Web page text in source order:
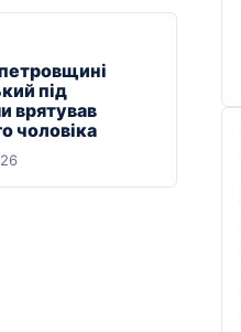
під
врятував
чоловіка